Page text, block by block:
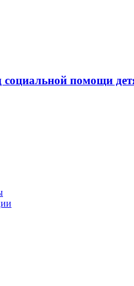
социальной помощи